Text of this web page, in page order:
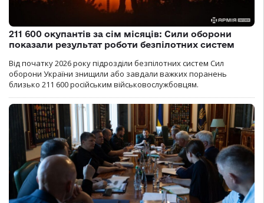
211 600 окупантів за сім місяців: Сили оборони
показали результат роботи безпілотних систем
Від початку 2026 року підрозділи безпілотних систем Сил
оборони України знищили або завдали важких поранень
близько 211 600 російським військовослужбовцям.